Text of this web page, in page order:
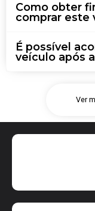
Como obter
comprar este
É possível
veículo após
Ver